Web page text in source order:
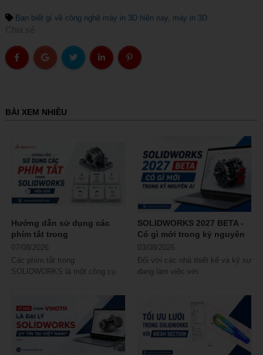
Bạn biết gì về công nghệ máy in 3D hiện nay máy in 3D
BÀI XEM NHIỀU
Hướng dẫn sử dụng các
phím tắt trong
SOLIDWORKS hiệu quả
07/08/2026
Các phím tắt trong
SOLIDWORKS là một công cụ
SOLIDWORKS 2027 BETA -
Có gì mới trong kỷ nguyên
AI
03/08/2026
Đối với các nhà thiết kế và kỹ sư
đang làm việc với